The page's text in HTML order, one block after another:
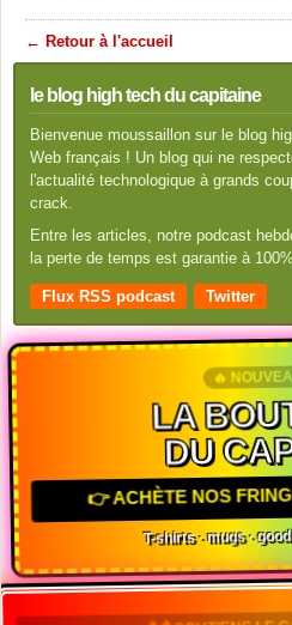
← Retour à l'accueil
le blog high tech du capitaine
Bienvenue moussaillon sur le blog
Web français ! Un blog qui ne
l'actualité technologique à grands
crack.
Entre les articles, notre podcast
la perte de temps est garantie à
Flux RSS podcast Twitter
🔥
LA
DU
👉 ACHÈTE NOS
T-shirts · mugs ·